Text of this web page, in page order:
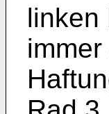
linken